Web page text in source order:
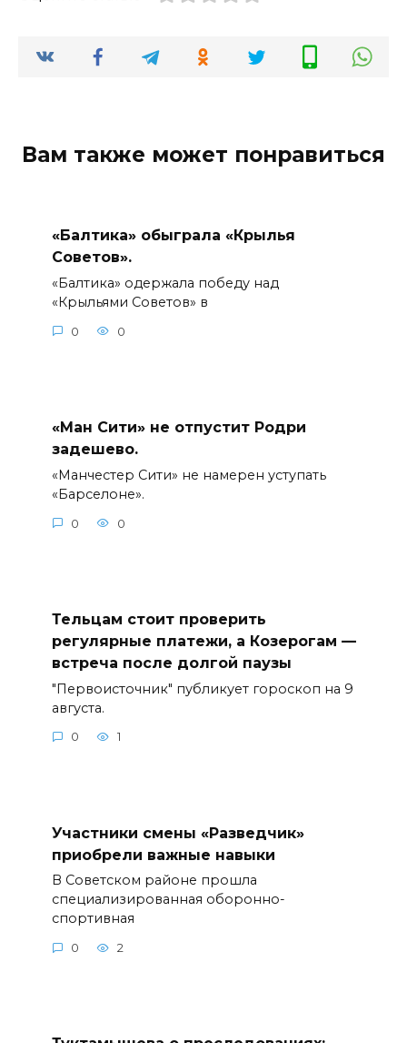
Вам также может понравиться
«Балтика» обыграла «Крылья
Советов».
«Балтика» одержала победу над
«Крыльями Советов» в
0 0
«Ман Сити» не отпустит Родри
задешево.
«Манчестер Сити» не намерен уступать
«Барселоне».
0 0
Тельцам стоит проверить
регулярные платежи, а Козерогам —
встреча после долгой паузы
"Первоисточник" публикует гороскоп на 9
августа.
0 1
Участники смены «Разведчик»
приобрели важные навыки
В Советском районе прошла
специализированная оборонно-
спортивная
0 2